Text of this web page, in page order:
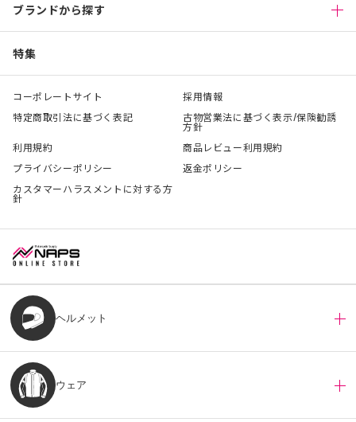
ブランドから探す
特集
コーポレートサイト
採用情報
特定商取引法に基づく表記
古物営業法に基づく表示/保険勧誘
方針
利用規約
商品レビュー利用規約
プライバシーポリシー
返金ポリシー
カスタマーハラスメントに対する方
針
ヘルメット
ウェア